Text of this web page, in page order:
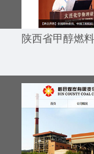
陕西省甲醇燃